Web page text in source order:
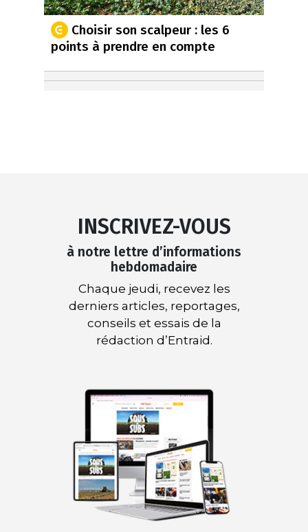
Choisir son scalpeur : les 6
points à prendre en compte
INSCRIVEZ-VOUS
à notre lettre d’informations
hebdomadaire
Chaque jeudi, recevez les
derniers articles, reportages,
conseils et essais de la
rédaction d’Entraid.